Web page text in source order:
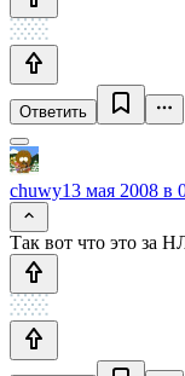
Ответить
chuwy13 мая 2008 в
Так вот что это за